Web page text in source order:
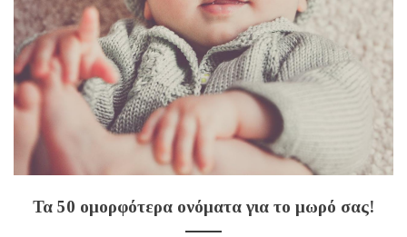
Τα 50 ομορφότερα ονόματα για το μωρό σας!